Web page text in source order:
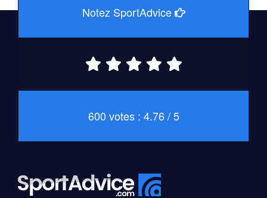
Notez SportAdvice
600 votes : 4.76 / 5